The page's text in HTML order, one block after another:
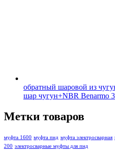
обратный шаровой из
шар чугун+NBR Benarmo
Метки товаров
муфта 1600 муфта пнд муфта электросварная
200 электросварные муфты для пнд